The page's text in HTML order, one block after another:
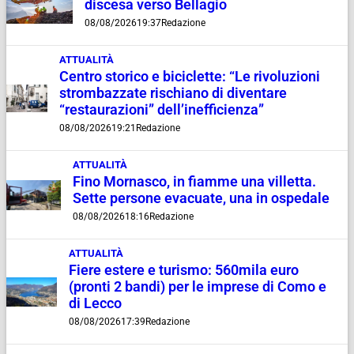
discesa verso Bellagio
08/08/202619:37Redazione
ATTUALITÀ
Centro storico e biciclette: “Le rivoluzioni
strombazzate rischiano di diventare
“restaurazioni” dell’inefficienza”
08/08/202619:21 Redazione
ATTUALITÀ
Fino Mornasco, in fiamme una villetta.
Sette persone evacuate, una in ospedale
08/08/202618:16Redazione
ATTUALITÀ
Fiere estere e turismo: 560mila euro
(pronti 2 bandi) per le imprese di Como e
di Lecco
08/08/202617:39 Redazione